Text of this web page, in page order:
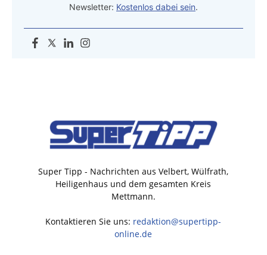
Newsletter: Kostenlos dabei sein.
Super Tipp - Nachrichten aus Velbert, Wülfrath,
Heiligenhaus und dem gesamten Kreis
Mettmann.
Kontaktieren Sie uns: redaktion@supertipp-
online.de